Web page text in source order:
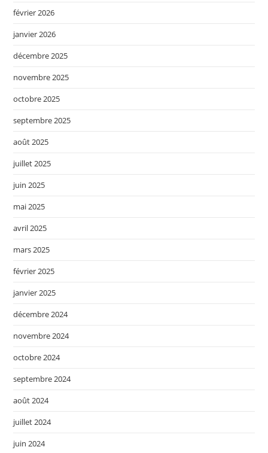
février 2026
janvier 2026
décembre 2025
novembre 2025
octobre 2025
septembre 2025
août 2025
juillet 2025
juin 2025
mai 2025
avril 2025
mars 2025
février 2025
janvier 2025
décembre 2024
novembre 2024
octobre 2024
septembre 2024
août 2024
juillet 2024
juin 2024